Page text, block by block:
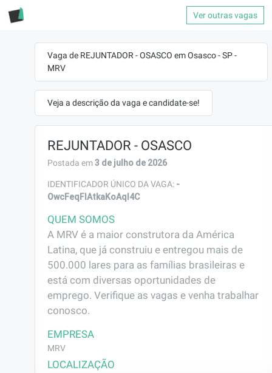
Ver outras vagas
Vaga de REJUNTADOR - OSASCO em Osasco - SP -
MRV
Veja a descrição da vaga e candidate-se!
REJUNTADOR - OSASCO
Postada em3 de julho de 2026
IDENTIFICADOR ÚNICO DA VAGA: -
OwcFeqFIAtkaKoAqI4C
QUEM SOMOS
A MRV é a maior construtora da América
Latina, que já construiu e entregou mais de
500.000 lares para as famílias brasileiras e
está com diversas oportunidades de
emprego. Verifique as vagas e venha trabalhar
conosco.
EMPRESA
MRV
LOCALIZAÇÃO